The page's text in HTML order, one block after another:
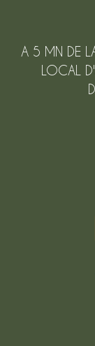
A 5 MN DE
LOCAL